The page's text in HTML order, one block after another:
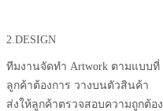
2.DESIGN
ทีมงานจัดทำ Artwork ตามแบบที่
ลูกค้าต้องการ วางบนตัวสินค้า
ส่งให้ลูกค้าตรวจสอบความถูกต้อง